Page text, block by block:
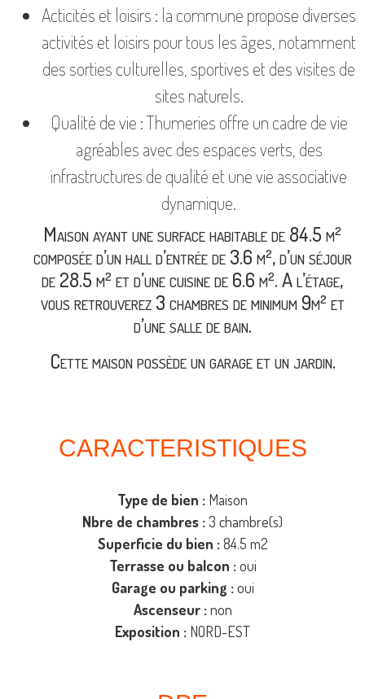
Acticités et loisirs : la commune propose diverses
activités et loisirs pour tous les âges, notamment
des sorties culturelles, sportives et des visites de
sites naturels.
Qualité de vie : Thumeries offre un cadre de vie
agréables avec des espaces verts, des
infrastructures de qualité et une vie associative
dynamique.
Maison ayant une surface habitable de 84.5 m²
composée d’un hall d’entrée de 3.6 m², d’un séjour
de 28.5 m² et d’une cuisine de 6.6 m². A l’étage,
vous retrouverez 3 chambres de minimum 9m² et
d’une salle de bain.
Cette maison possède un garage et un jardin.
CARACTERISTIQUES
Type de bien : Maison
Nbre de chambres : 3 chambre(s)
Superficie du bien :84.5 m2
Terrasse ou balcon :oui
Garage ou parking :oui
Ascenseur :non
Exposition : NORD-EST